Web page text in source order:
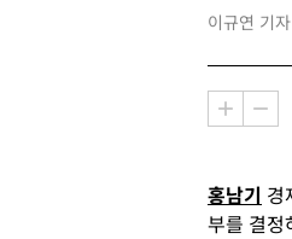
이규연 기
홍남기 경
부를 결정